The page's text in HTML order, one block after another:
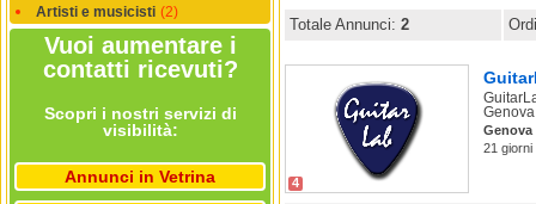
Artisti e musicisti (2)
Vuoi aumentare i
contatti ricevuti?
Scopri i nostri servizi di
visibilità:
Annunci in Vetrina
Totale Annunci: 2
4
Genova
21 giorni